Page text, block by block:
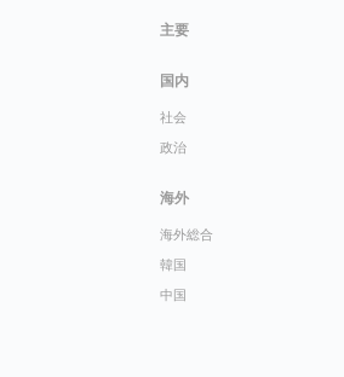
主要
国内
社会
政治
海外
海外総合
韓国
中国